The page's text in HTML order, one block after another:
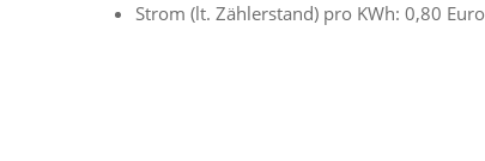
Strom (lt. Zählerstand) pro KWh: 0,80 Euro